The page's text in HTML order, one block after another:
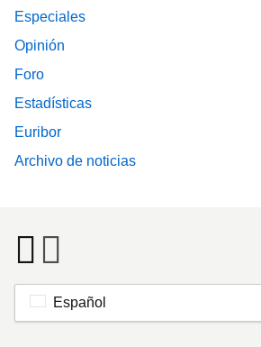
Especiales
Opinión
Foro
Estadísticas
Euribor
Archivo de noticias
Español